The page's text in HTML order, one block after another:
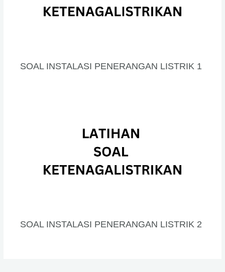
SOAL INSTALASI PENERANGAN LISTRIK 1
SOAL INSTALASI PENERANGAN LISTRIK 2